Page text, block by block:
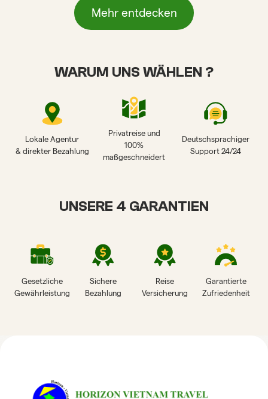
Mehr entdecken
WARUM UNS WÄHLEN ?
Lokale Agentur
& direkter Bezahlung
Privatreise und
100%
maßgeschneidert
Deutschsprachiger
Support 24/24
UNSERE 4 GARANTIEN
Gesetzliche
Gewährleistung
Sichere
Bezahlung
Reise
Versicherung
Garantierte
Zufriedenheit